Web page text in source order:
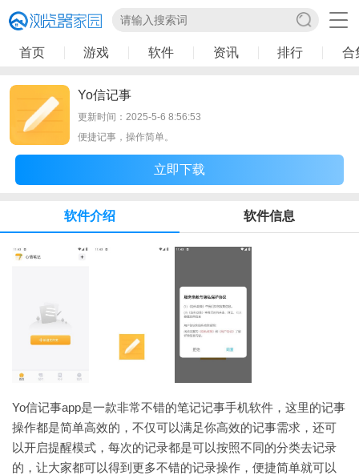
首页 游戏 软件 资讯 排行 合
Yo信记事
更新时间：2025-5-6 8:56:53
便捷记事，操作简单。
立即下载
软件介绍 软件信息
Yo信记事app是一款非常不错的笔记记事手机软件，这里的记事
操作都是简单高效的，不仅可以满足你高效的记事需求，还可
以开启提醒模式，每次的记录都是可以按照不同的分类去记录
的，让大家都可以得到更多不错的记录操作，便捷简单就可以